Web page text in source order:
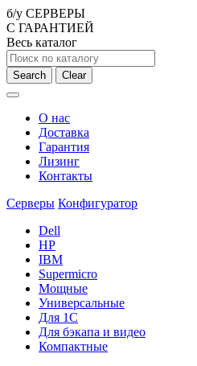
б/у СЕРВЕРЫ
С ГАРАНТИЕЙ
Весь каталог
Search Clear
О нас
Доставка
Гарантия
Лизинг
Контакты
Серверы Конфигуратор
Dell
HP
IBM
Supermicro
Мощные
Универсальные
Для 1С
Для бэкапа и видео
Компактные